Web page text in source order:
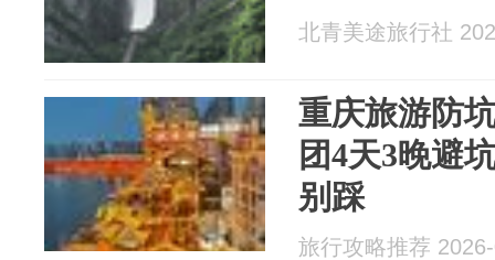
北青美途旅行社
重庆旅游防
团4天3晚避
别踩
旅行攻略推荐